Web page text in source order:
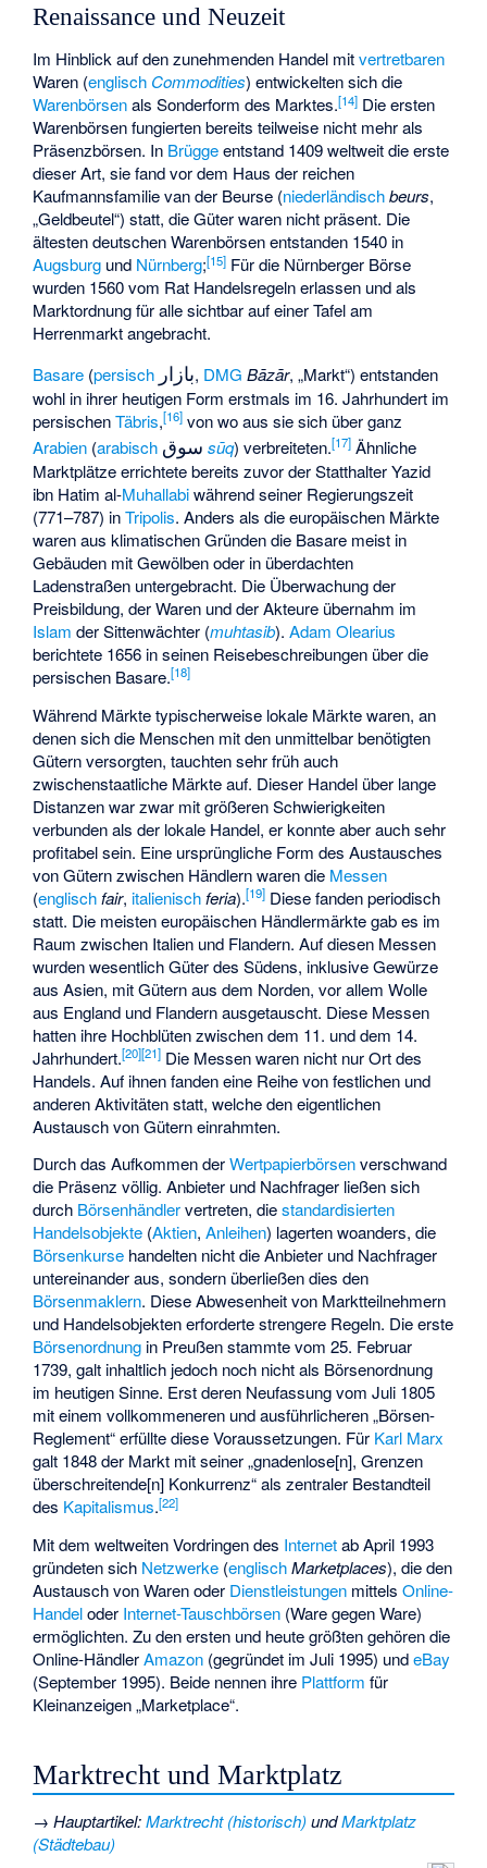
Renaissance und Neuzeit
Im Hinblick auf den zunehmenden Handel mitvertretbaren
Waren (englisch Commodities) entwickelten sich die
Warenbörsenals Sonderform des Marktes.[14] Die ersten
Warenbörsen fungierten bereits teilweise nicht mehr als
Präsenzbörsen. In Brüggeentstand 1409 weltweit die erste
dieser Art, sie fand vor dem Haus der reichen
Kaufmannsfamilie van der Beurse (niederländisch beurs,
„Geldbeutel“) statt, die Güter waren nicht präsent. Die
ältesten deutschen Warenbörsen entstanden 1540 in
Augsburg und Nürnberg;[15] Für die Nürnberger Börse
wurden 1560 vom Rat Handelsregeln erlassen und als
Marktordnung für alle sichtbar auf einer Tafel am
Herrenmarkt angebracht.
Basare (persisch بازار, DMG Bāzār, „Markt“) entstanden
wohl in ihrer heutigen Form erstmals im 16. Jahrhundert im
persischenTäbris,[16] von wo aus sie sich über ganz
Arabien (arabisch سوق sūq) verbreiteten.[17] Ähnliche
Marktplätze errichtete bereits zuvor der Statthalter Yazid
ibn Hatim al-Muhallabiwährend seiner Regierungszeit
(771–787) inTripolis. Anders als die europäischen Märkte
waren aus klimatischen Gründen die Basare meist in
Gebäuden mit Gewölben oder in überdachten
Ladenstraßen untergebracht. Die Überwachung der
Preisbildung, der Waren und der Akteure übernahm im
Islam der Sittenwächter (muhtasib).Adam Olearius
berichtete 1656 in seinen Reisebeschreibungen über die
persischen Basare.[18]
Während Märkte typischerweise lokale Märkte waren, an
denen sich die Menschen mit den unmittelbar benötigten
Gütern versorgten, tauchten sehr früh auch
zwischenstaatliche Märkte auf. Dieser Handel über lange
Distanzen war zwar mit größeren Schwierigkeiten
verbunden als der lokale Handel, er konnte aber auch sehr
profitabel sein. Eine ursprüngliche Form des Austausches
von Gütern zwischen Händlern waren die Messen
(englisch fair, italienisch feria).[19] Diese fanden periodisch
statt. Die meisten europäischen Händlermärkte gab es im
Raum zwischen Italien und Flandern. Auf diesen Messen
wurden wesentlich Güter des Südens, inklusive Gewürze
aus Asien, mit Gütern aus dem Norden, vor allem Wolle
aus England und Flandern ausgetauscht. Diese Messen
hatten ihre Hochblüten zwischen dem 11. und dem 14.
Jahrhundert.[20][21] Die Messen waren nicht nur Ort des
Handels. Auf ihnen fanden eine Reihe von festlichen und
anderen Aktivitäten statt, welche den eigentlichen
Austausch von Gütern einrahmten.
Durch das Aufkommen derWertpapierbörsenverschwand
die Präsenz völlig. Anbieter und Nachfrager ließen sich
durch Börsenhändlervertreten, diestandardisierten
Handelsobjekte (Aktien,Anleihen) lagerten woanders, die
Börsenkurse handelten nicht die Anbieter und Nachfrager
untereinander aus, sondern überließen dies den
Börsenmaklern. Diese Abwesenheit von Marktteilnehmern
und Handelsobjekten erforderte strengere Regeln. Die erste
Börsenordnung in Preußen stammte vom 25. Februar
1739, galt inhaltlich jedoch noch nicht als Börsenordnung
im heutigen Sinne. Erst deren Neufassung vom Juli 1805
mit einem vollkommeneren und ausführlicheren „Börsen-
Reglement“ erfüllte diese Voraussetzungen. Für Karl Marx
galt 1848 der Markt mit seiner „gnadenlose[n], Grenzen
überschreitende[n] Konkurrenz“ als zentraler Bestandteil
des Kapitalismus.[22]
Mit dem weltweiten Vordringen des Internetab April 1993
gründeten sich Netzwerke (englisch Marketplaces), die den
Austausch von Waren oder Dienstleistungen mittelsOnline-
Handeloder Internet-Tauschbörsen (Ware gegen Ware)
ermöglichten. Zu den ersten und heute größten gehören die
Online-HändlerAmazon (gegründet im Juli 1995) undeBay
(September 1995). Beide nennen ihre Plattform für
Kleinanzeigen „Marketplace“.
Marktrecht und Marktplatz
→Hauptartikel:Marktrecht (historisch)undMarktplatz
(Städtebau)